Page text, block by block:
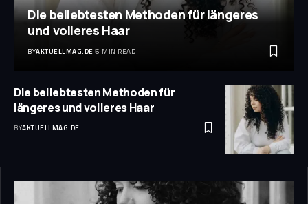
Die beliebtesten Methoden für längeres
und volleres Haar
BYAKTUELLMAG.DE 6 MIN READ
Die beliebtesten Methoden für
längeres und volleres Haar
BYAKTUELLMAG.DE